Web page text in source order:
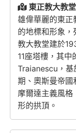
東正教大教堂
雄偉華麗的東正
的地標和形象
教大教堂建於
11座塔樓，其
Traianescu，基
期、奧斯曼帝國
摩爾達主義風格
形的拱頂。